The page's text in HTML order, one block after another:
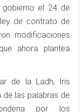
gobierno el 24 de
de contrato de
modificaciones
ahora plantea
de la Ladh, Iris
de las palabras de
por los